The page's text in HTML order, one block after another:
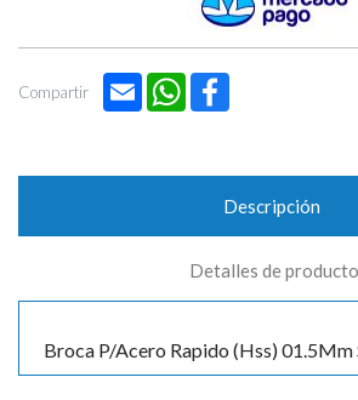
Compartir Email WhatsApp
Descripción
Detalles de producto
Broca P/Acero Rapido (Hss) 01.5Mm